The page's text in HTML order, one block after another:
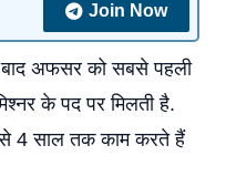
Join Now
अफसर को सबसे पहली
के पद पर मिलती है.
4 साल तक काम करते हैं